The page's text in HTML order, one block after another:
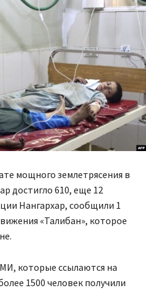
мощного землетрясения в
достигло 610, еще 12
Нангархар, сообщили 1
«Талибан», которое
которые ссылаются на
1500 человек получили